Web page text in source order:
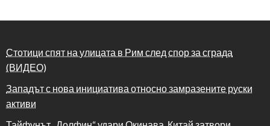
Стотици спят на улицата в Рим след спор за сграда
(ВИДЕО)
Западът с нова инициатива относно замразените руски
активи